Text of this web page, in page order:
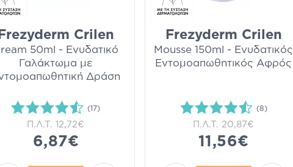
Crilen
50ml - Ενυδατικό
Γαλάκτωμα με
Δράση
(17)
Π.Λ.Τ.12,72€
6,87€
Frezyderm Crilen
Mousse 150ml - Ενυδατικός
Εντομοαπωθητικός Αφρός
(8)
Π.Λ.Τ.20,87€
11,56€